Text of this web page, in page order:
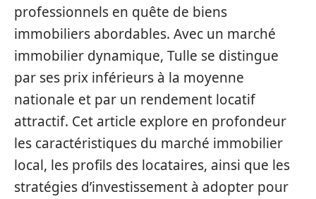
professionnels en quête de biens
immobiliers abordables. Avec un marché
immobilier dynamique, Tulle se distingue
par ses prix inférieurs à la moyenne
nationale et par un rendement locatif
attractif. Cet article explore en profondeur
les caractéristiques du marché immobilier
local, les profils des locataires, ainsi que les
stratégies d’investissement à adopter pour